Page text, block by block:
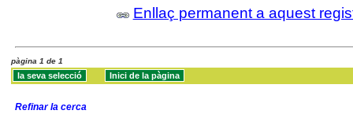
Enllaç permanent a aquest
pàgina 1 de 1
Refinar la cerca